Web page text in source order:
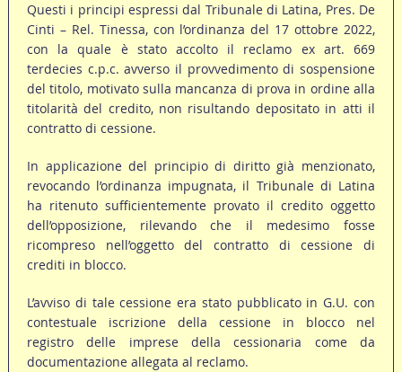
Questi i principi espressi dal Tribunale di Latina, Pres. De
Cinti – Rel. Tinessa, con l’ordinanza del 17 ottobre 2022,
con la quale è stato accolto il reclamo ex art. 669
terdecies c.p.c. avverso il provvedimento di sospensione
del titolo, motivato sulla mancanza di prova in ordine alla
titolarità del credito, non risultando depositato in atti il
contratto di cessione.
In applicazione del principio di diritto già menzionato,
revocando l’ordinanza impugnata, il Tribunale di Latina
ha ritenuto sufficientemente provato il credito oggetto
dell’opposizione, rilevando che il medesimo fosse
ricompreso nell’oggetto del contratto di cessione di
crediti in blocco.
L’avviso di tale cessione era stato pubblicato in G.U. con
contestuale iscrizione della cessione in blocco nel
registro delle imprese della cessionaria come da
documentazione allegata al reclamo.